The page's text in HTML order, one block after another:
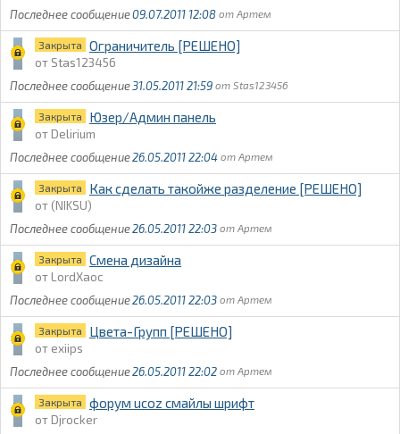
09.07.2011 12:08
Артем
Закрыта Ограничитель [РЕШЕНО]
Stas123456
31.05.2011 21:59
Stas123456
Закрыта Юзер/Админ панель
Delirium
26.05.2011 22:04
Артем
Закрыта Как сделать такойже разделение [РЕШЕНО]
(NIKSU)
26.05.2011 22:03
Артем
Закрыта Смена дизайна
LordXaoc
26.05.2011 22:03
Артем
Закрыта Цвета-Групп [РЕШЕНО]
exiips
26.05.2011 22:02
Артем
Закрыта форум ucoz смайлы шрифт
Djrocker